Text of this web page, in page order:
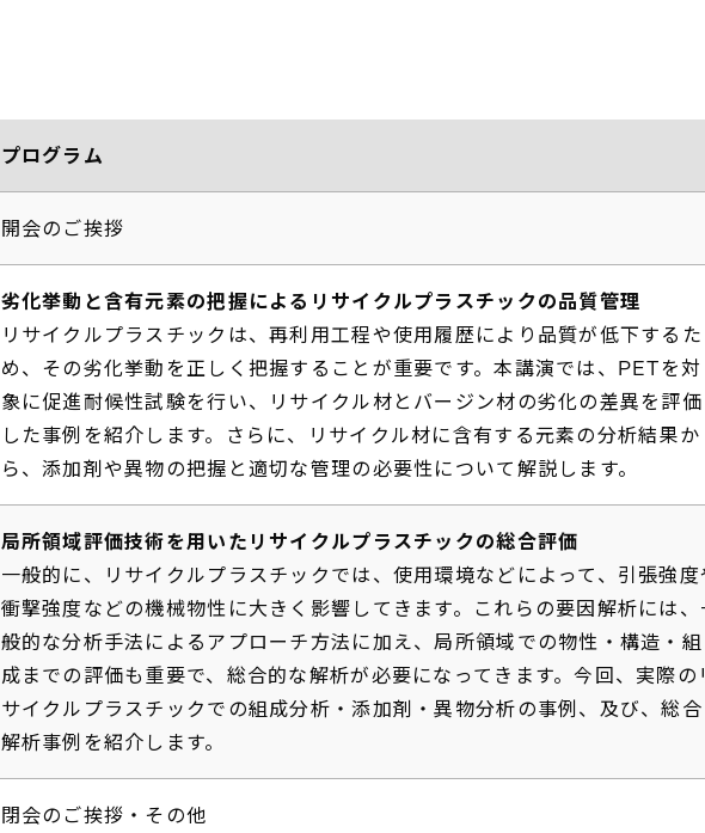
プログラム
開会のご挨拶
劣化挙動と含有元素の把握によるリサイクルプラスチックの品質管理
リサイクルプラスチックは、再利用工程や使用履歴により品質が低下するた
め、その劣化挙動を正しく把握することが重要です。本講演では、PETを対
象に促進耐候性試験を行い、リサイクル材とバージン材の劣化の差異を評価
した事例を紹介します。さらに、リサイクル材に含有する元素の分析結果か
ら、添加剤や異物の把握と適切な管理の必要性について解説します。
局所領域評価技術を用いたリサイクルプラスチックの総合評価
一般的に、リサイクルプラスチックでは、使用環境などによって、引張強度
衝撃強度などの機械物性に大きく影響してきます。これらの要因解析には、
般的な分析手法によるアプローチ方法に加え、局所領域での物性・構造・組
成までの評価も重要で、総合的な解析が必要になってきます。今回、実際の
サイクルプラスチックでの組成分析・添加剤・異物分析の事例、及び、総合
解析事例を紹介します。
閉会のご挨拶・その他